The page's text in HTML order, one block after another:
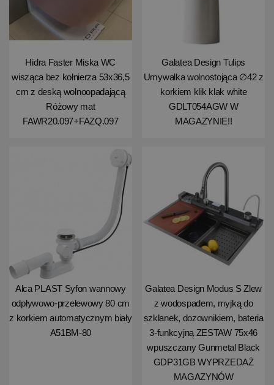
Hidra Faster Miska WC
wisząca bez kołnierza 53x36,5
cm z deską wolnoopadającą
Różowy mat
FAWR20.097+FAZQ.097
Galatea Design Tulips
Umywalka wolnostojąca ∅42 z
korkiem klik klak white
GDLT054AGW W
MAGAZYNIE!!
Alca PLAST Syfon wannowy
odpływowo-przelewowy 80 cm
z korkiem automatycznym biały
A51BM-80
Galatea Design Modus S Zlew
z wodospadem, myjką do
szklanek, dozownikiem, bateria
3-funkcyjną ZESTAW 75x46
wpuszczany Gunmetal Black
GDP31GB WYPRZEDAŻ
MAGAZYNÓW